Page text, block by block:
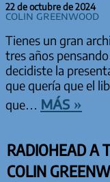
22 de octubre de 2024
Colin Greenwood
Tienes un gran
tres años
decidiste la
que quería que el
que… más »
RADIOHEAD A
COLIN